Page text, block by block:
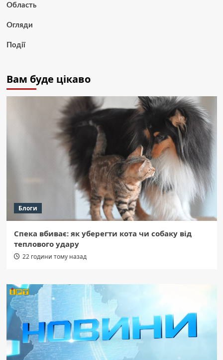
Область
Огляди
Події
Вам буде цікаво
Блоги
Спека вбиває: як уберегти кота чи собаку від
теплового удару
22 години тому назад